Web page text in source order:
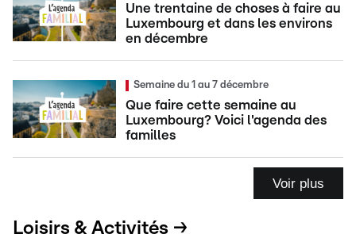
Une trentaine de choses à faire au
Luxembourg et dans les environs
en décembre
Semaine du 1 au 7 décembre
Que faire cette semaine au
Luxembourg? Voici l'agenda des
familles
Voir plus
Loisirs & Activités →